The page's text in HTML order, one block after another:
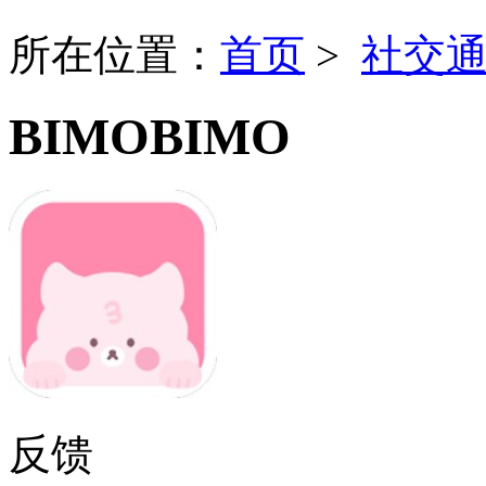
所在位置： 首页 > 社交
BIMOBIMO
反馈